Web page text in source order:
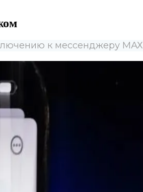
к мессенджеру МАХ